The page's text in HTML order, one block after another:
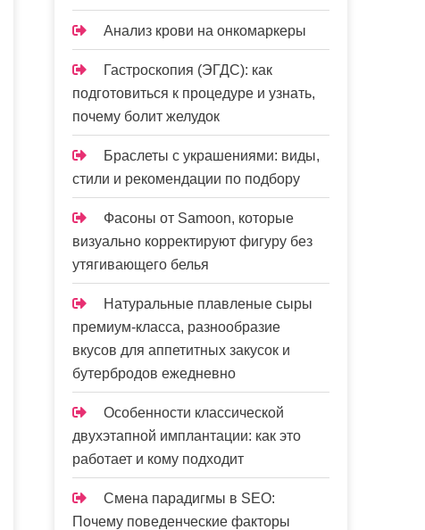
Анализ крови на онкомаркеры
Гастроскопия (ЭГДС): как
подготовиться к процедуре и узнать,
почему болит желудок
Браслеты с украшениями: виды,
стили и рекомендации по подбору
Фасоны от Samoon, которые
визуально корректируют фигуру без
утягивающего белья
Натуральные плавленые сыры
премиум-класса, разнообразие
вкусов для аппетитных закусок и
бутербродов ежедневно
Особенности классической
двухэтапной имплантации: как это
работает и кому подходит
Смена парадигмы в SEO:
Почему поведенческие факторы